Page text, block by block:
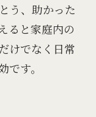
う、助かった
ると家庭内の
けでなく日常
す。